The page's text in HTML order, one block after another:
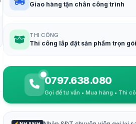
Giao hàng tận chân công trình
THI CÔNG
Thi công lắp đặt sản phẩm trọn gói
0797.638.080
Gọi để tư vấn • Mua hàng • Thi